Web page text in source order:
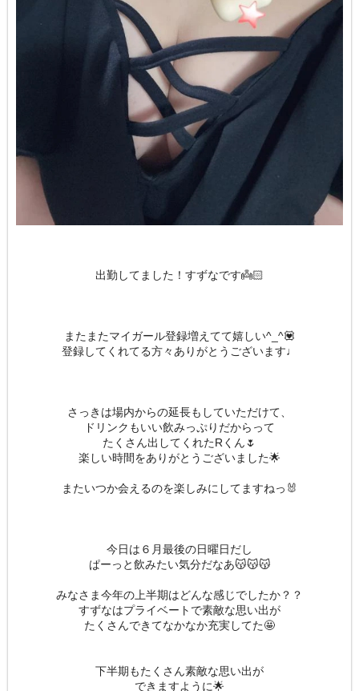
出勤してました！すずなです👼🏻
またまたマイガール登録増えてて嬉しい^_^💟
登録してくれてる方々ありがとうございます♩
さっきは場内からの延長もしていただけて、
ドリンクもいい飲みっぷりだからって
たくさん出してくれたRくん🌷
楽しい時間をありがとうございました🌟
またいつか会えるのを楽しみにしてますねっ🐰
今日は６月最後の日曜日だし
ぱーっと飲みたい気分だなあ😽😽😽
みなさま今年の上半期はどんな感じでしたか？？
すずなはプライベートで素敵な思い出が
たくさんできてなかなか充実してた🤩
下半期もたくさん素敵な思い出が
できますように🌟